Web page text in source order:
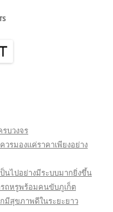
บวงจร
วรมองแค่ราคาเพียงอย่าง
ไปอย่างมีระบบมากยิ่งขึ้น
ถหรูพร้อมคนขับภูเก็ต
มีสุขภาพดีในระยะยาว